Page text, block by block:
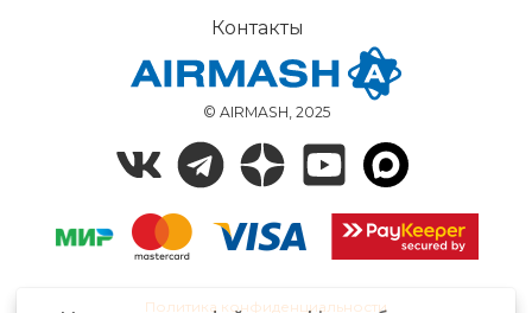
© AIRMASH, 2025
Контакты
Политика конфиденциальности